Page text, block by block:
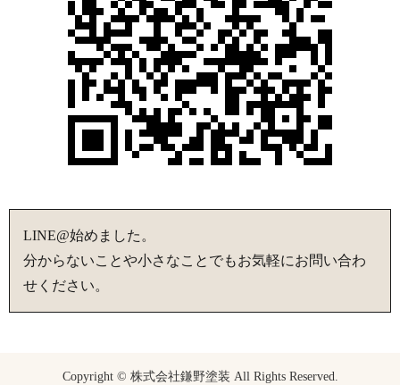
LINE@始めました。
分からないことや小さなことでもお気軽にお問い合わ
せください。
Copyright © 株式会社鎌野塗装 All Rights Reserved.